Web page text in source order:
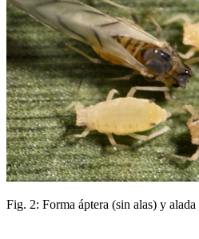
Fig. 2: Forma áptera (sin alas) y